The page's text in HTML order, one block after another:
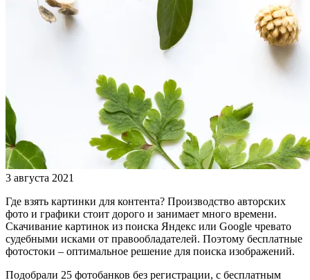
3 августа 2021
Где взять картинки для контента? Производство авторских
фото и графики стоит дорого и занимает много времени.
Скачивание картинок из поиска Яндекс или Google чревато
судебными исками от правообладателей. Поэтому бесплатные
фотостоки – оптимальное решение для поиска изображений.
Подобрали 25 фотобанков без регистрации, с бесплатным